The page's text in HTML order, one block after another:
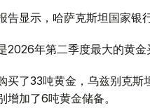
告显示，哈萨克斯坦国家银
2026年第二季度最大的黄金
买了33吨黄金，乌兹别克斯
增加了6吨黄金储备。